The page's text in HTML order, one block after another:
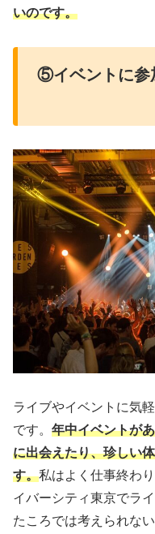
いのです。
⑤イベントに参
ライブやイベントに気
です。 年中イベントが
に出会えたり、珍しい
す。私はよく仕事終わ
イバーシティ東京でラ
たころでは考えられな